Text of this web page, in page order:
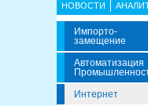
НОВОСТИ
Импорто­
Замещение
Автоматизация
Интернет